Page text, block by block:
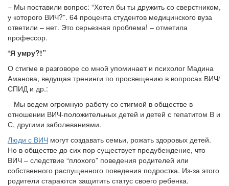
– Мы поставили вопрос: “Хотел бы ты дружить со сверстником,
у которого ВИЧ?”. 64 процента студентов медицинского вуза
ответили – нет. Это серьезная проблема! – отметила
профессор.
“Я умру?!”
О стигме в разговоре со мной упоминает и психолог Мадина
Аманова, ведущая тренинги по просвещению в вопросах ВИЧ/
СПИД и др.:
– Мы ведем огромную работу со стигмой в обществе в
отношении ВИЧ-положительных детей и детей с гепатитом В и
С, другими заболеваниями.
Люди с ВИЧ могут создавать семьи, рожать здоровых детей.
Но в обществе до сих пор существует предубеждение, что
ВИЧ – следствие “плохого” поведения родителей или
собственного распущенного поведения подростка. Из-за этого
родители стараются защитить статус своего ребенка.